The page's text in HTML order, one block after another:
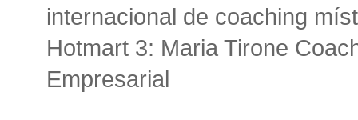
internacional de coaching
Hotmart 3: Maria Tirone
Empresarial